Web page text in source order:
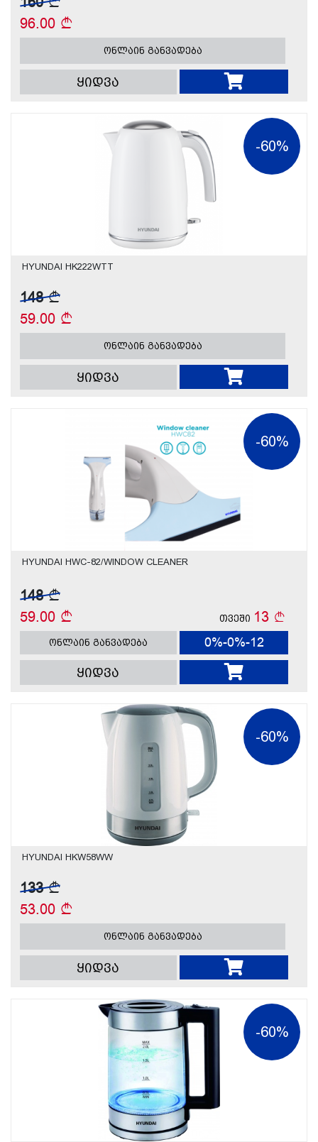
96.00
ონლაინ განვადება
ყიდვა
-60%
HYUNDAI HK222WTT
148
59.00
ონლაინ განვადება
ყიდვა
-60%
HYUNDAI HWC-82/WINDOW CLEANER
148
59.00
თვეში 13
ონლაინ განვადება 0%-0%-12
ყიდვა
-60%
HYUNDAI HKW58WW
133
53.00
ონლაინ განვადება
ყიდვა
-60%